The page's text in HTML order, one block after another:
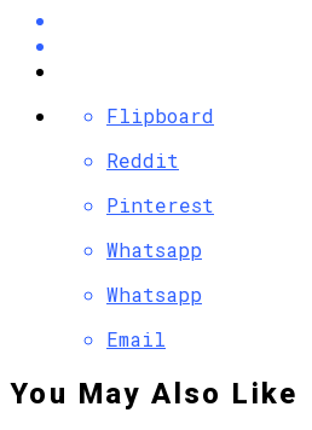
Flipboard
Reddit
Pinterest
Whatsapp
Whatsapp
Email
You May Also Like